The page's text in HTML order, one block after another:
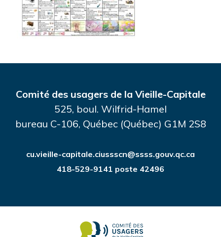
Comité des usagers de la Vieille-Capitale
525, boul. Wilfrid-Hamel
bureau C-106, Québec (Québec) G1M 2S8
cu.vieille-capitale.ciussscn@ssss.gouv.qc.ca
418-529-9141 poste 42496